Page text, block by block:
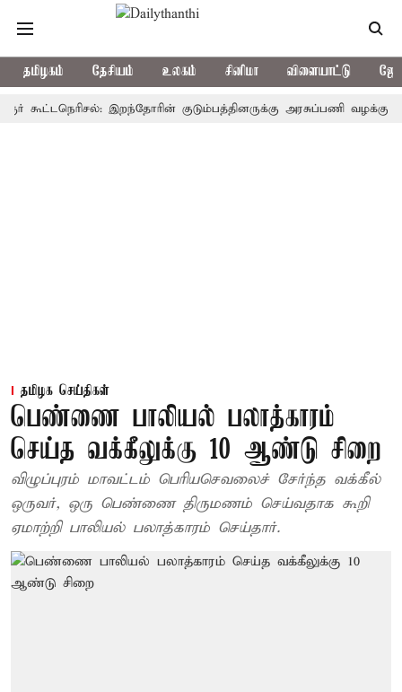
தமிழகம் தேசியம் உலகம் சினிமா விளையாட்டு
இறந்தோரின் குடும்பத்தினருக்கு அரசுப்பணி வழக்கு; வரும்
தமிழக செய்திகள்
பெண்ணை பாலியல் பலாத்காரம்
செய்த வக்கீலுக்கு 10 ஆண்டு சிறை
விழுப்புரம் மாவட்டம் பெரியசெவலைச் சேர்ந்த வக்கீல்
ஒருவர், ஒரு பெண்ணை திருமணம் செய்வதாக கூறி
ஏமாற்றி பாலியல் பலாத்காரம் செய்தார்.